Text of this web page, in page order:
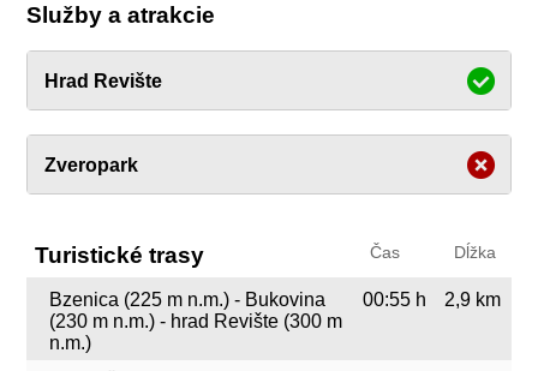
Služby a atrakcie
Hrad Revište
Zveropark
Turistické trasy Čas Dĺžka
Bzenica (225 m n.m.) - Bukovina
(230 m n.m.) - hrad Revište (300 m
n.m.)
00:55 h 2,9 km